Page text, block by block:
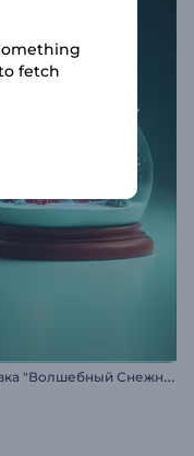
З
аставка "Волшебный Снежный Шар"
fetch